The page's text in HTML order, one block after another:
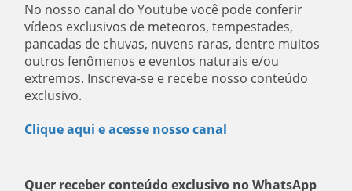
No nosso canal do Youtube você pode conferir
vídeos exclusivos de meteoros, tempestades,
pancadas de chuvas, nuvens raras, dentre muitos
outros fenômenos e eventos naturais e/ou
extremos. Inscreva-se e recebe nosso conteúdo
exclusivo.
Clique aqui e acesse nosso canal
Quer receber conteúdo exclusivo no WhatsApp